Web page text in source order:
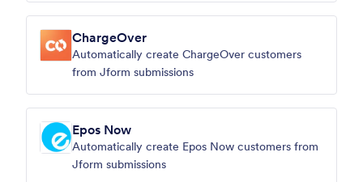
ChargeOver
Automatically create ChargeOver customers
from Jform submissions
Epos Now
Automatically create Epos Now customers from
Jform submissions